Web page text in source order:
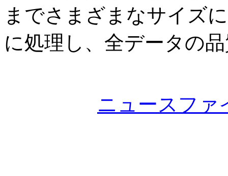
までさまざまなサイズ
に処理し、全データの
ニュースファ